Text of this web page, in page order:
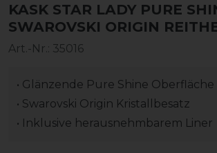
KASK STAR LADY PURE
SWAROVSKI ORIGIN
Art.-Nr.: 35016
• Glänzende Pure Shine Oberfläche
• Swarovski Origin Kristallbesatz
• Inklusive herausnehmbarem Liner